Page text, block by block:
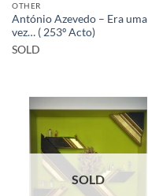
OTHER
António Azevedo – Era uma
vez… ( 253º Acto)
SOLD
SOLD